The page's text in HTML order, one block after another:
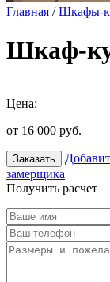
Главная /Шкафы-
Шкаф-
Цена:
от 16 000 руб.
Заказать
замерщика
Получить расчет